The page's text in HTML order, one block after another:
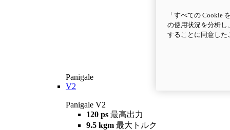
Panigale
V2
Panigale V2
120 ps 最高出力
9.5 kgm 最大トルク
「すべての Cookie
の使用状況を分析し
することに同意し